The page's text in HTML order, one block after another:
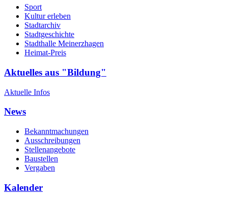
Sport
Kultur erleben
Stadtarchiv
Stadtgeschichte
Stadthalle Meinerzhagen
Heimat-Preis
Aktuelles aus "Bildung"
Aktuelle Infos
News
Bekanntmachungen
Ausschreibungen
Stellenangebote
Baustellen
Vergaben
Kalender